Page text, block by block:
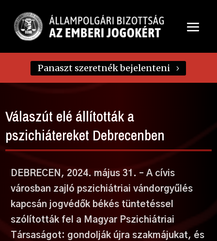
Panaszt szeretnék bejelenteni
Válaszút elé állították a
pszichiátereket Debrecenben
DEBRECEN, 2024. május 31. – A cívis
városban zajló pszichiátriai vándorgyűlés
kapcsán jogvédők békés tüntetéssel
szólították fel a Magyar Pszichiátriai
Társaságot: gondolják újra szakmájukat, és